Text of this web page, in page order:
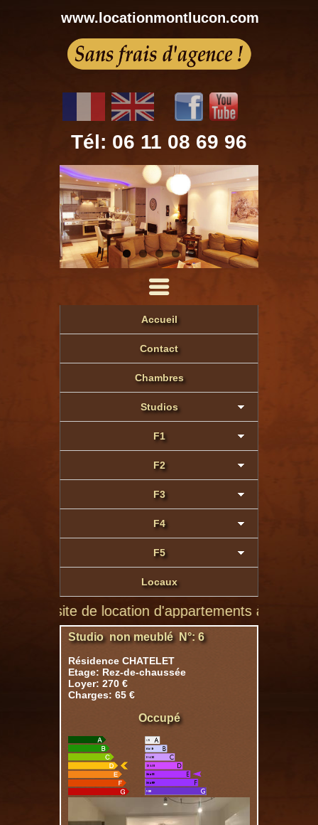
www.locationmontlucon.com
Tél: 06 11 08 69 96
Accueil
Contact
Chambres
Studios
F1
F2
F3
F4
F5
Locaux
site de location d'appartements à Montluçon de
Studio non meublé N°: 6
Résidence CHATELET
Etage: Rez-de-chaussée
Loyer: 270 €
Charges: 65 €
Occupé